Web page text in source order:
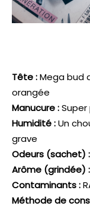
Tête :Mega bud
orangée
Manucure :Super
Humidité :Un
grave
Odeurs (sachet) :
Arôme (grindée) :
Contaminants :
Méthode de